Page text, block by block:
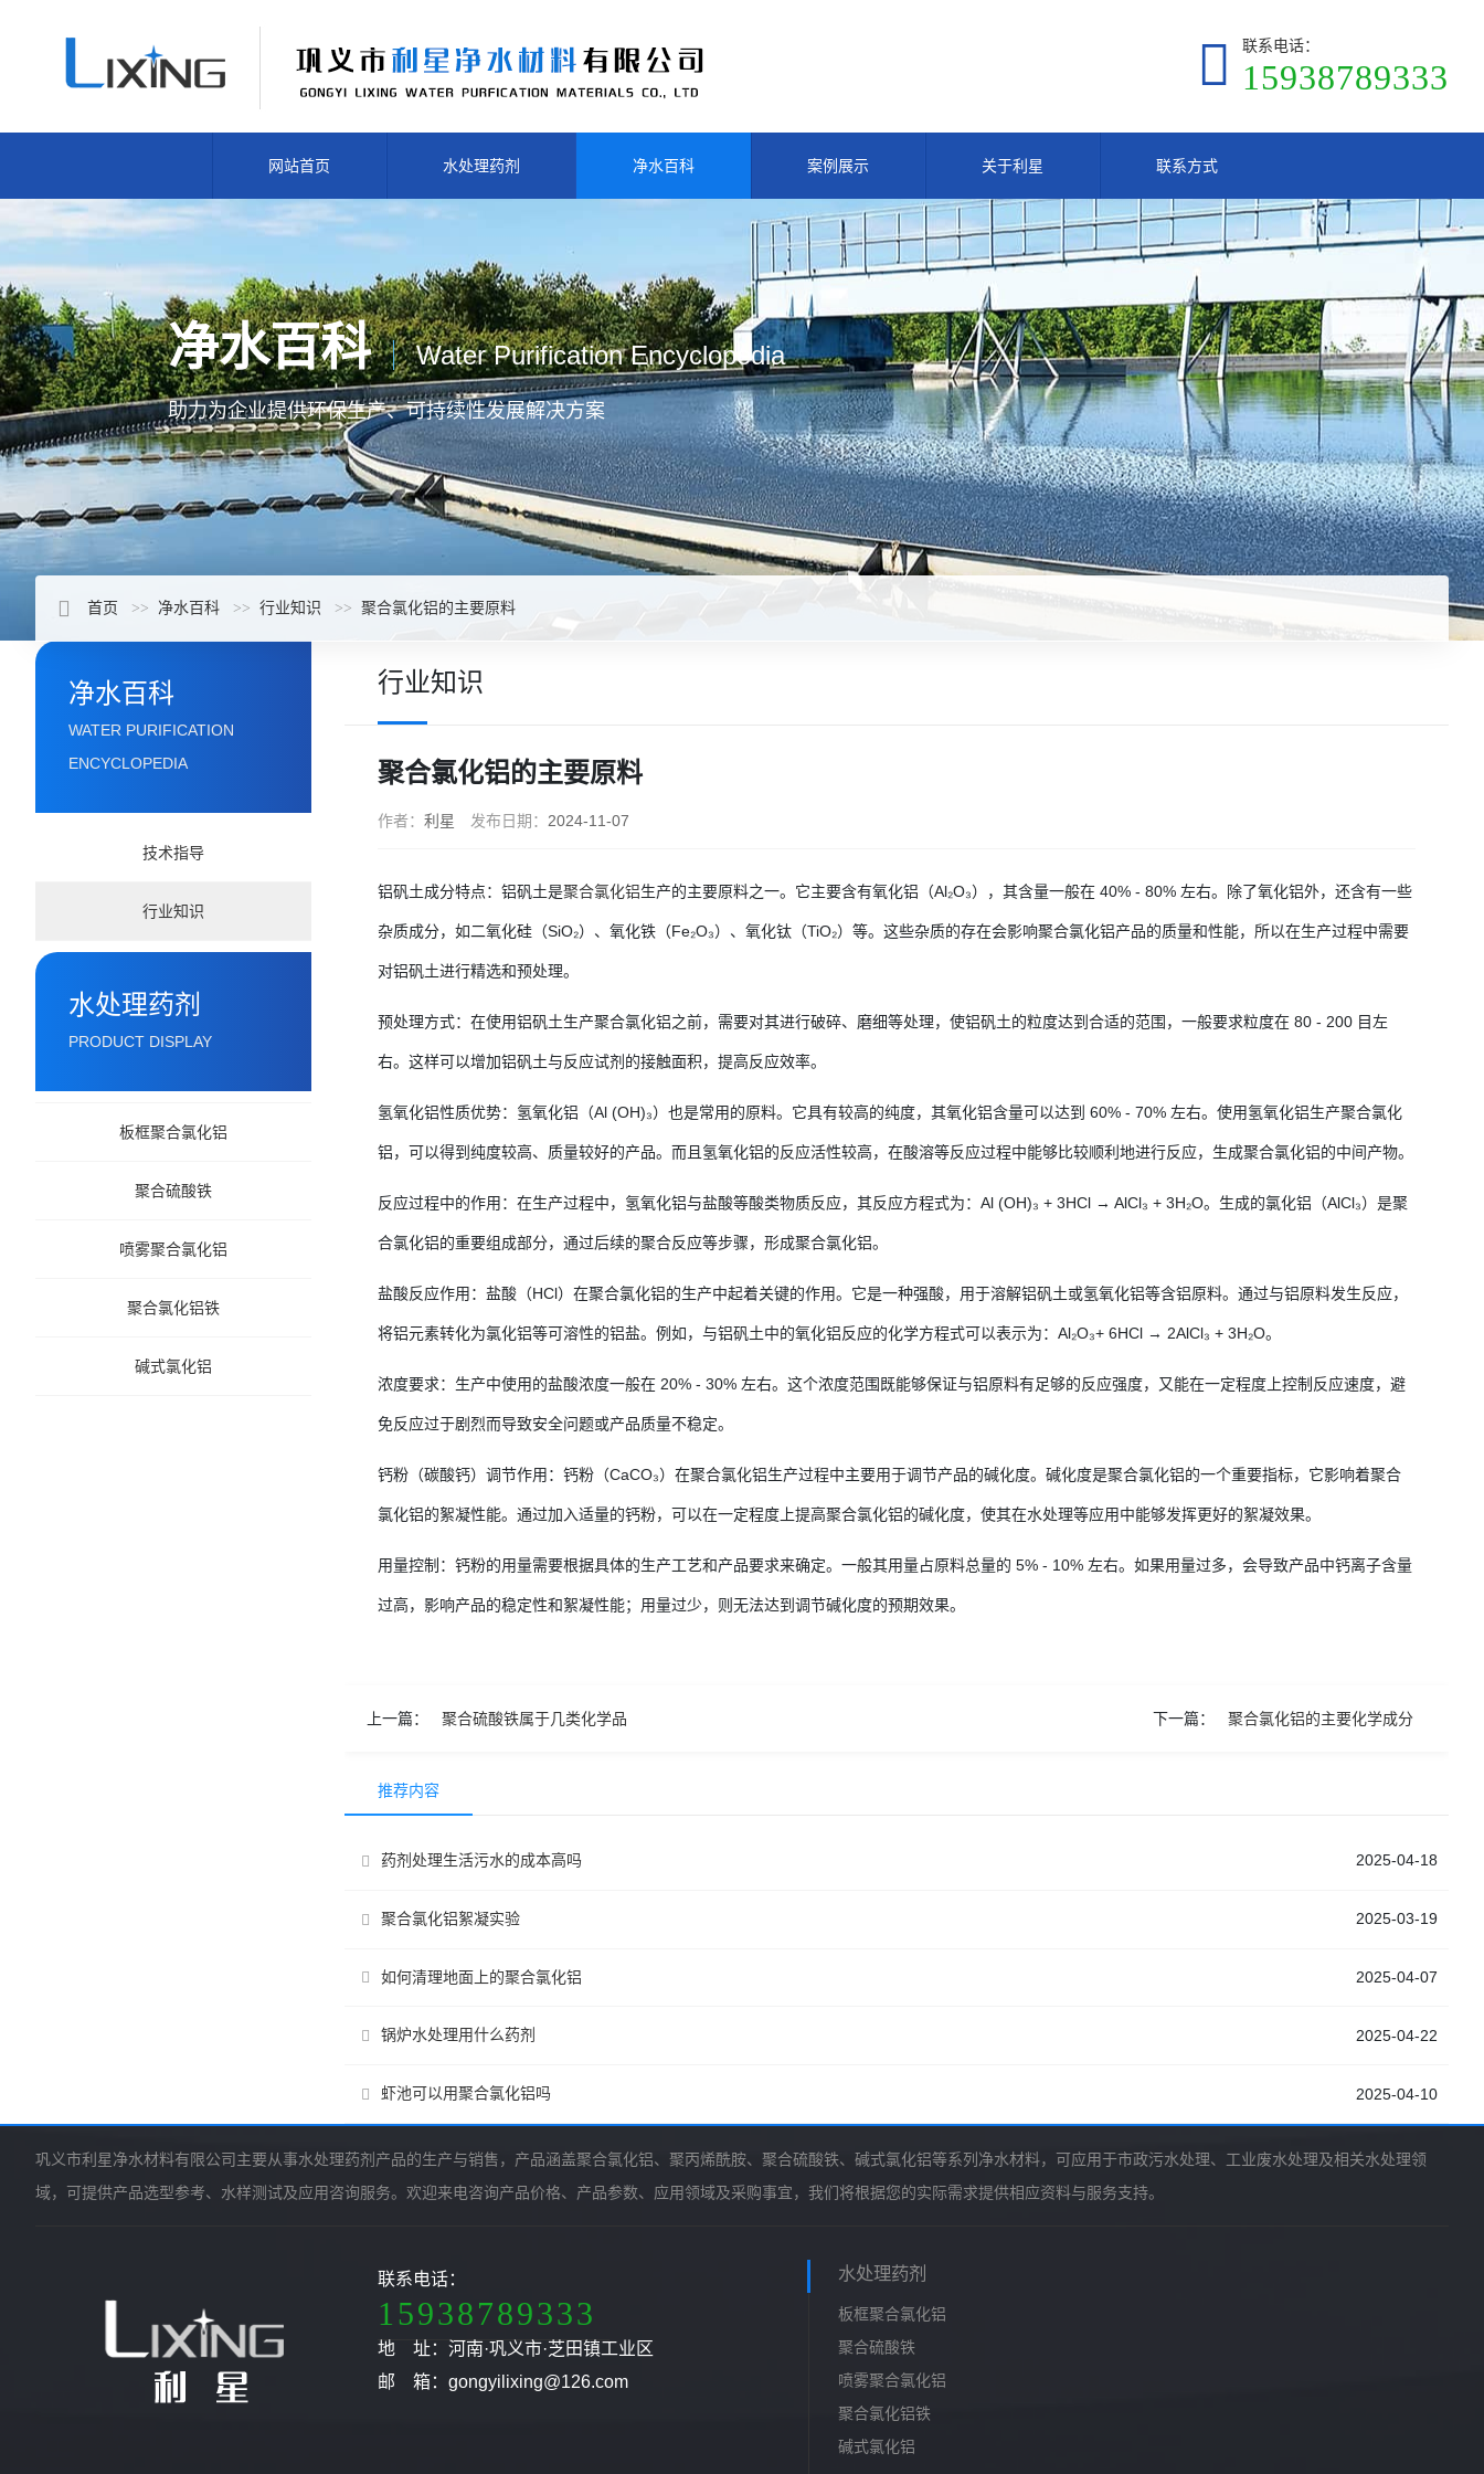
联系电话：
15938789333
网站首页 水处理药剂 净水百科 案例展示 关于利星 联系方式
净水百科 Water Purification Encyclopedia
助力为企业提供环保生产、可持续性发展解决方案
首页 净水百科 行业知识 聚合氯化铝的主要原料
净水百科
WATER PURIFICATION
ENCYCLOPEDIA
技术指导
行业知识
水处理药剂
PRODUCT DISPLAY
板框聚合氯化铝
聚合硫酸铁
喷雾聚合氯化铝
聚合氯化铝铁
碱式氯化铝
行业知识
聚合氯化铝的主要原料
作者： 利星 发布日期： 2024-11-07
铝矾土成分特点：铝矾土是聚合氯化铝生产的主要原料之一。它主要含有氧化铝（Al₂O₃），其含量一般在 40% - 80% 左右。除了氧化铝外，还含有一些
杂质成分，如二氧化硅（SiO₂）、氧化铁（Fe₂O₃）、氧化钛（TiO₂）等。这些杂质的存在会影响聚合氯化铝产品的质量和性能，所以在生产过程中需要
对铝矾土进行精选和预处理。
预处理方式：在使用铝矾土生产聚合氯化铝之前，需要对其进行破碎、磨细等处理，使铝矾土的粒度达到合适的范围，一般要求粒度在 80 - 200 目左
右。这样可以增加铝矾土与反应试剂的接触面积，提高反应效率。
氢氧化铝性质优势：氢氧化铝（Al (OH)₃）也是常用的原料。它具有较高的纯度，其氧化铝含量可以达到 60% - 70% 左右。使用氢氧化铝生产聚合氯化
铝，可以得到纯度较高、质量较好的产品。而且氢氧化铝的反应活性较高，在酸溶等反应过程中能够比较顺利地进行反应，生成聚合氯化铝的中间产物。
反应过程中的作用：在生产过程中，氢氧化铝与盐酸等酸类物质反应，其反应方程式为：Al (OH)₃ + 3HCl → AlCl₃ + 3H₂O。生成的氯化铝（AlCl₃）是聚
合氯化铝的重要组成部分，通过后续的聚合反应等步骤，形成聚合氯化铝。
盐酸反应作用：盐酸（HCl）在聚合氯化铝的生产中起着关键的作用。它是一种强酸，用于溶解铝矾土或氢氧化铝等含铝原料。通过与铝原料发生反应，
将铝元素转化为氯化铝等可溶性的铝盐。例如，与铝矾土中的氧化铝反应的化学方程式可以表示为：Al₂O₃+ 6HCl → 2AlCl₃ + 3H₂O。
浓度要求：生产中使用的盐酸浓度一般在 20% - 30% 左右。这个浓度范围既能够保证与铝原料有足够的反应强度，又能在一定程度上控制反应速度，避
免反应过于剧烈而导致安全问题或产品质量不稳定。
钙粉（碳酸钙）调节作用：钙粉（CaCO₃）在聚合氯化铝生产过程中主要用于调节产品的碱化度。碱化度是聚合氯化铝的一个重要指标，它影响着聚合
氯化铝的絮凝性能。通过加入适量的钙粉，可以在一定程度上提高聚合氯化铝的碱化度，使其在水处理等应用中能够发挥更好的絮凝效果。
用量控制：钙粉的用量需要根据具体的生产工艺和产品要求来确定。一般其用量占原料总量的 5% - 10% 左右。如果用量过多，会导致产品中钙离子含量
过高，影响产品的稳定性和絮凝性能；用量过少，则无法达到调节碱化度的预期效果。
上一篇： 聚合硫酸铁属于几类化学品 下一篇： 聚合氯化铝的主要化学成分
推荐内容
药剂处理生活污水的成本高吗 2025-04-18
聚合氯化铝絮凝实验 2025-03-19
如何清理地面上的聚合氯化铝 2025-04-07
锅炉水处理用什么药剂 2025-04-22
虾池可以用聚合氯化铝吗 2025-04-10
巩义市利星净水材料有限公司主要从事水处理药剂产品的生产与销售，产品涵盖聚合氯化铝、聚丙烯酰胺、聚合硫酸铁、碱式氯化铝等系列净水材料，可应用于市政污水处理、工业废水处理及相关水处理领
域，可提供产品选型参考、水样测试及应用咨询服务。欢迎来电咨询产品价格、产品参数、应用领域及采购事宜，我们将根据您的实际需求提供相应资料与服务支持。
联系电话：
15938789333
地 址：河南·巩义市·芝田镇工业区
邮 箱：gongyilixing@126.com
水处理药剂
板框聚合氯化铝
聚合硫酸铁
喷雾聚合氯化铝
聚合氯化铝铁
碱式氯化铝